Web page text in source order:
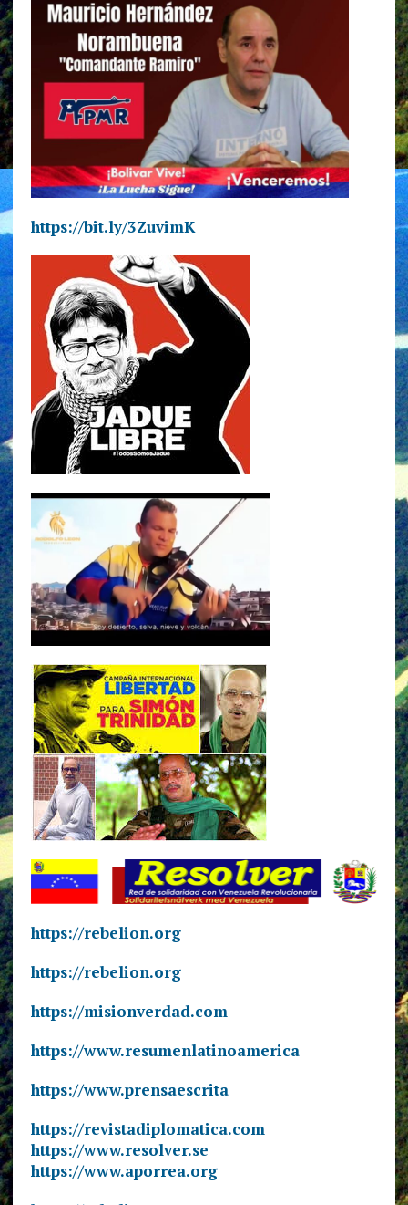
https://bit.ly/3ZuvimK
https://rebelion.org
https://rebelion.org
https://misionverdad.com
https://www.resumenlatinoamerica
https://www.prensaescrita
https://revistadiplomatica.com
https://www.resolver.se
https://www.aporrea.org